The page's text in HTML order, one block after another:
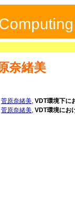
奈緒美
菅原奈緒美, VDT環境下に
菅原奈緒美, VDT環境にお